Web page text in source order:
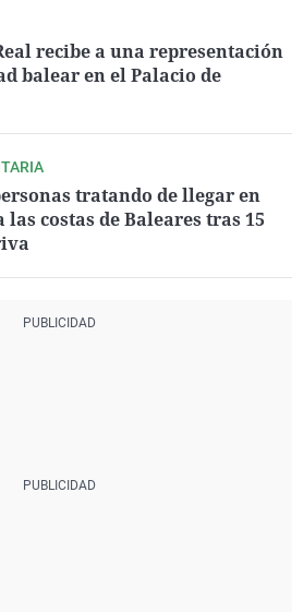
recibe a una representación
balear en el Palacio de
tratando de llegar en
costas de Baleares tras 15